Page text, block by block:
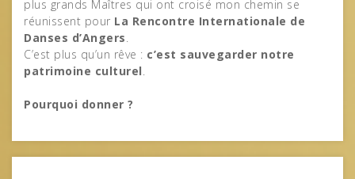
plus grands Maîtres qui ont croisé mon chemin se
réunissent pour La Rencontre Internationale de
Danses d’Angers
C’est plus qu’un rêve : c’est sauvegarder notre
patrimoine culturel
Pourquoi donner ?